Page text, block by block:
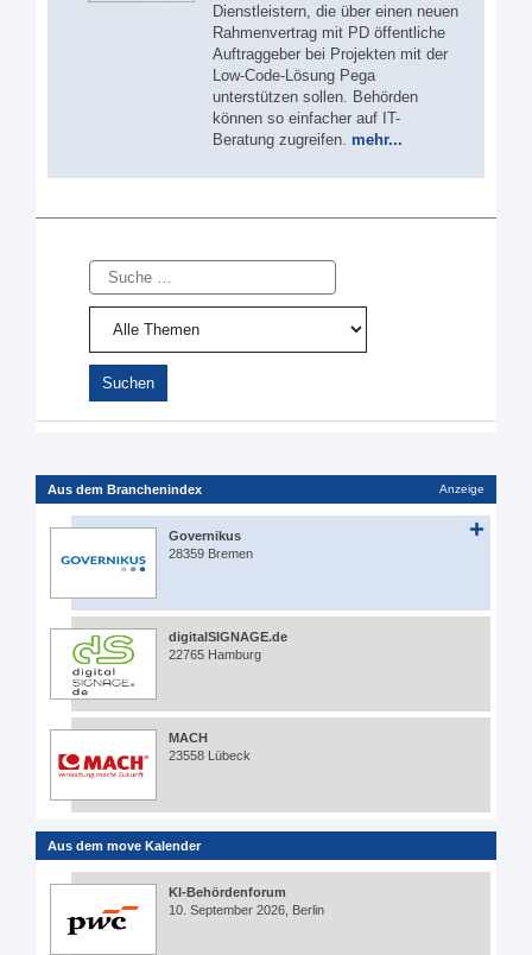
Dienstleistern, die über einen neuen
Rahmenvertrag mit PD öffentliche
Auftraggeber bei Projekten mit der
Low-Code-Lösung Pega
unterstützen sollen. Behörden
können so einfacher auf IT-
Beratung zugreifen. mehr...
Suche
Aus dem Branchenindex Anzeige
Governikus
28359 Bremen
digitalSIGNAGE.de
22765 Hamburg
MACH
23558 Lübeck
Aus dem move Kalender
KI-Behördenforum
10. September 2026, Berlin